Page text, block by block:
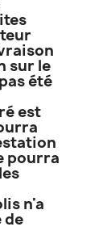
sur le
été
est
pourra
n'a
de